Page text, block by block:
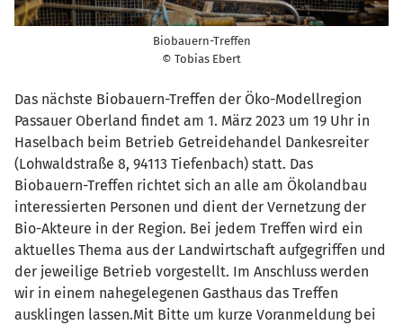
Biobauern-Treffen
© Tobias Ebert
Das nächste Biobauern-Treffen der Öko-Modellregion
Passauer Oberland findet am 1. März 2023 um 19 Uhr in
Haselbach beim Betrieb Getreidehandel Dankesreiter
(Lohwaldstraße 8, 94113 Tiefenbach) statt. Das
Biobauern-Treffen richtet sich an alle am Ökolandbau
interessierten Personen und dient der Vernetzung der
Bio-Akteure in der Region. Bei jedem Treffen wird ein
aktuelles Thema aus der Landwirtschaft aufgegriffen und
der jeweilige Betrieb vorgestellt. Im Anschluss werden
wir in einem nahegelegenen Gasthaus das Treffen
ausklingen lassen.Mit Bitte um kurze Voranmeldung bei